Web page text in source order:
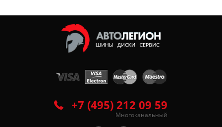
+7 (495) 212 09 59
Многоканальный